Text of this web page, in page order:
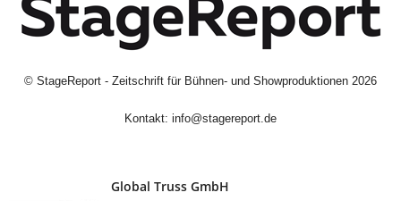
© StageReport - Zeitschrift für Bühnen- und Showproduktionen 2026
Kontakt: info@stagereport.de
Global Truss GmbH